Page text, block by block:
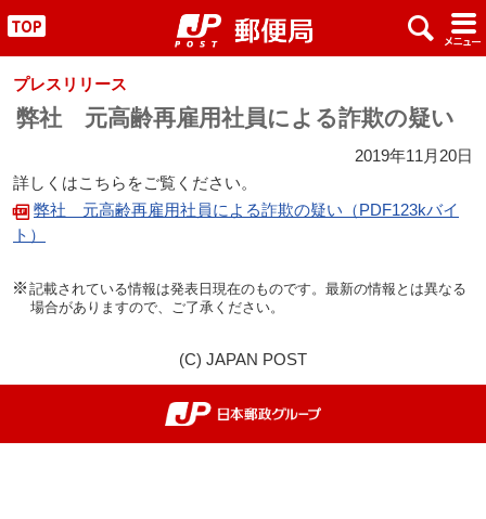
" x #
プレスリリース
弊社 元高齢再雇用社員による詐欺の疑い
2019年11月20日
詳しくはこちらをご覧ください。
弊社 元高齢再雇用社員による詐欺の疑い（PDF123kバイ
ト）
記載されている情報は発表日現在のものです。最新の情報とは異なる
場合がありますので、ご了承ください。
(C) JAPAN POST